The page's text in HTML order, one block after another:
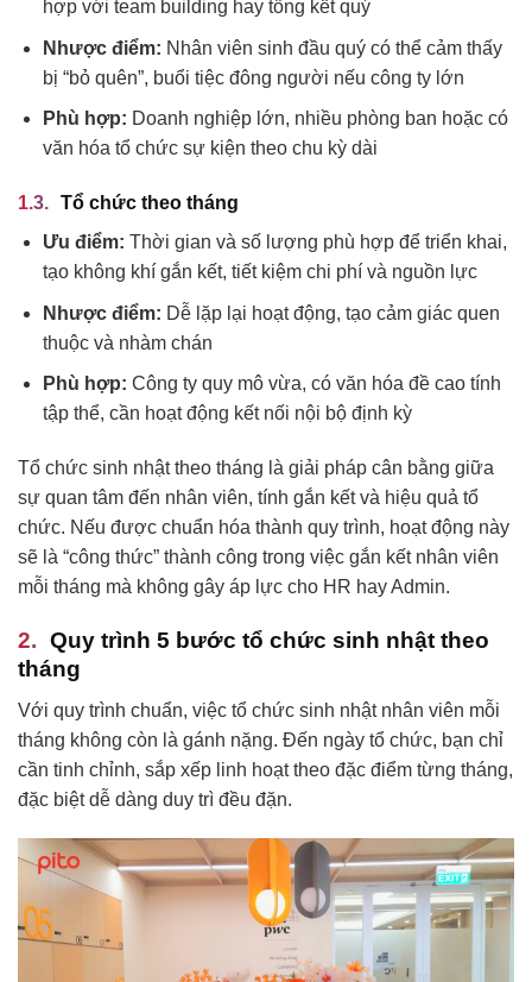
hợp với team building hay tổng kết quý
Nhược điểm: Nhân viên sinh đầu quý có thể cảm thấy
bị “bỏ quên”, buổi tiệc đông người nếu công ty lớn
Phù hợp: Doanh nghiệp lớn, nhiều phòng ban hoặc có
văn hóa tổ chức sự kiện theo chu kỳ dài
Tổ chức theo tháng
Ưu điểm: Thời gian và số lượng phù hợp để triển khai,
tạo không khí gắn kết, tiết kiệm chi phí và nguồn lực
Nhược điểm: Dễ lặp lại hoạt động, tạo cảm giác quen
thuộc và nhàm chán
Phù hợp: Công ty quy mô vừa, có văn hóa đề cao tính
tập thể, cần hoạt động kết nối nội bộ định kỳ
Tổ chức sinh nhật theo tháng là giải pháp cân bằng giữa
sự quan tâm đến nhân viên, tính gắn kết và hiệu quả tổ
chức. Nếu được chuẩn hóa thành quy trình, hoạt động này
sẽ là “công thức” thành công trong việc gắn kết nhân viên
mỗi tháng mà không gây áp lực cho HR hay Admin.
Quy trình 5 bước tổ chức sinh nhật theo
tháng
Với quy trình chuẩn, việc tổ chức sinh nhật nhân viên mỗi
tháng không còn là gánh nặng. Đến ngày tổ chức, bạn chỉ
cần tinh chỉnh, sắp xếp linh hoạt theo đặc điểm từng tháng,
đặc biệt dễ dàng duy trì đều đặn.